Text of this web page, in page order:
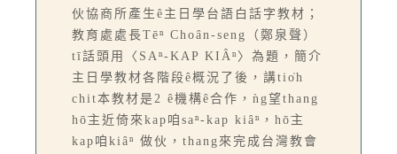
伙協商所產生ê主日學台語白話字教材；
教育處處長Tēⁿ Choân-seng（鄭泉聲）
tī話頭用〈SAⁿ-KAP KIÂⁿ〉為題，簡介
主日學教材各階段ê概況了後，講tio̍h
chit本教材是2 ê機構ê合作，ǹg望thang
hō͘主近倚來kap咱saⁿ-kap kiâⁿ，hō͘主
kap咱kiâⁿ 做伙，thang來完成台灣教會